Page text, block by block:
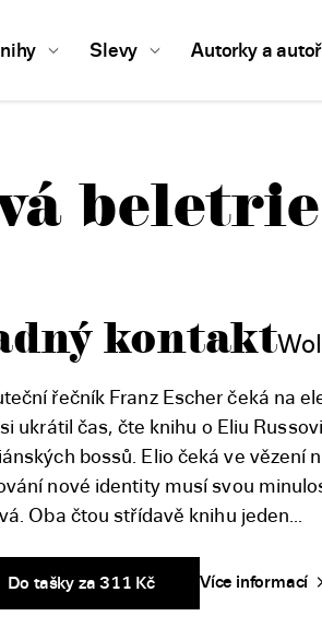
Slevy Autorky a
beletrie
kontakt
řečník Franz Escher čeká na
ukrátil čas, čte knihu o Eliu
bossů. Elio čeká ve vězení
nové identity musí svou
Oba čtou střídavě knihu jeden...
Do tašky za 311 Kč Více informací